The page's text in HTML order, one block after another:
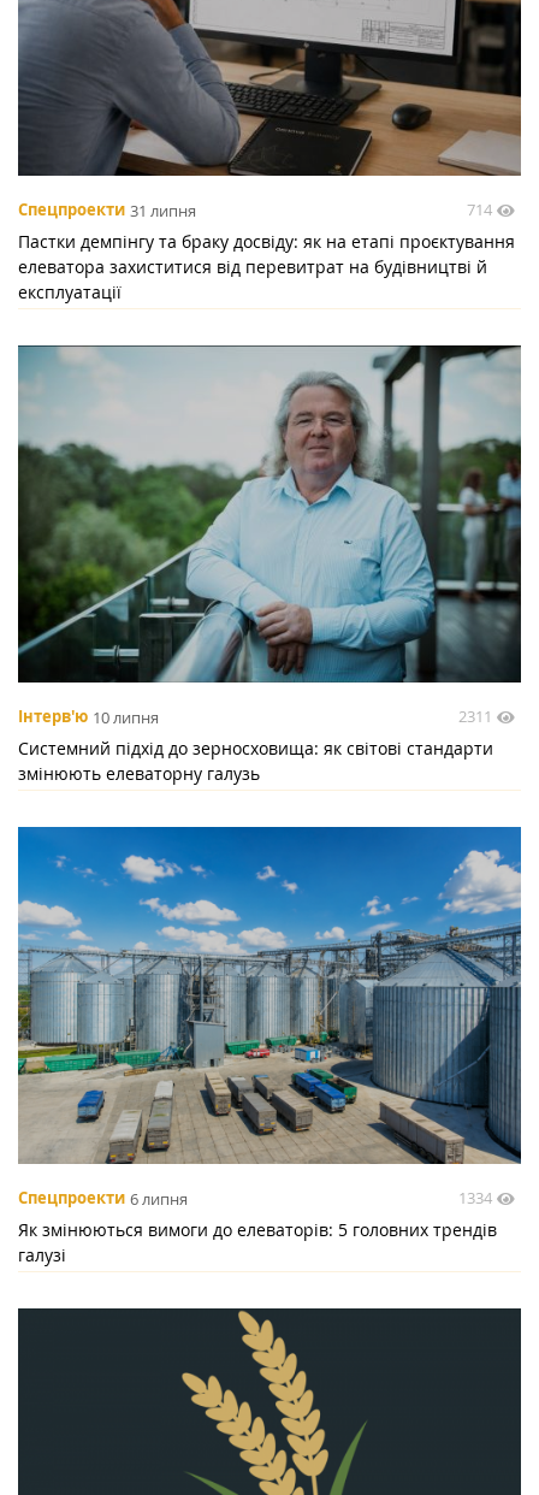
Спецпроекти 31 липня 714
Пастки демпінгу та браку досвіду: як на етапі проєктування
елеватора захиститися від перевитрат на будівництві й
експлуатації
Інтерв'ю 10 липня 2311
Системний підхід до зерносховища: як світові стандарти
змінюють елеваторну галузь
Спецпроекти 6 липня 1334
Як змінюються вимоги до елеваторів: 5 головних трендів
галузі